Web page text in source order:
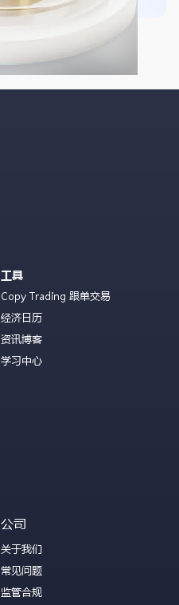
工具
Copy Trading 跟单交易
经济日历
资讯博客
学习中心
公司
关于我们
常见问题
监管合规